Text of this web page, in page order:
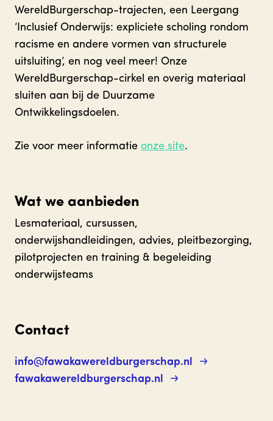
WereldBurgerschap-trajecten, een Leergang
‘Inclusief Onderwijs: expliciete scholing rondom
racisme en andere vormen van structurele
uitsluiting’, en nog veel meer! Onze
WereldBurgerschap-cirkel en overig materiaal
sluiten aan bij de Duurzame
Ontwikkelingsdoelen.
Zie voor meer informatie onze site.
Wat we aanbieden
Lesmateriaal, cursussen,
onderwijshandleidingen, advies, pleitbezorging,
pilotprojecten en training & begeleiding
onderwijsteams
Contact
info@fawakawereldburgerschap.nl
fawakawereldburgerschap.nl